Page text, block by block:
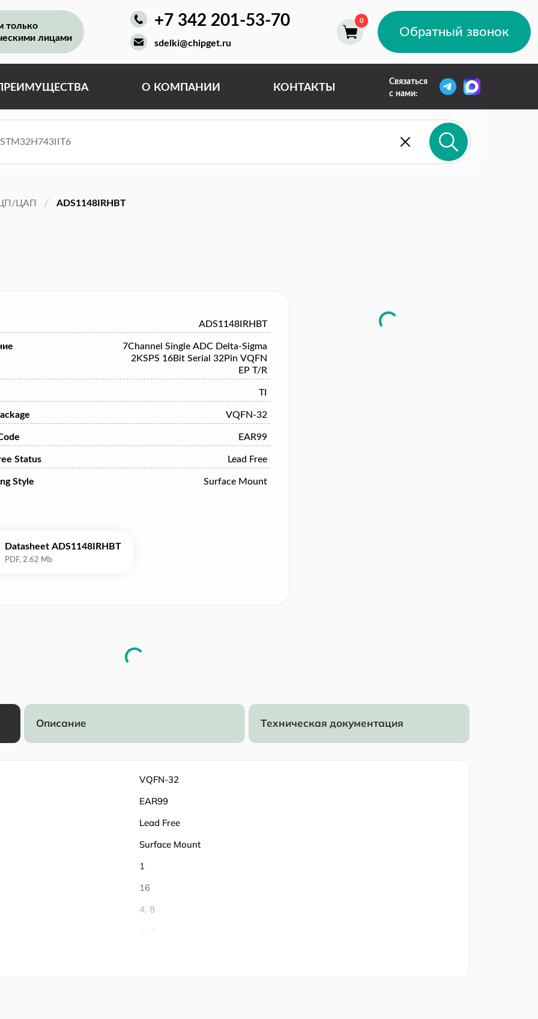
только
лицами
+7 342 201-53-70
sdelki@chipget.ru
Обратный звонок
О КОМПАНИИ КОНТАКТЫ
Связаться
с нами:
ЦАП ADS1148IRHBT
ADS1148IRHBT
7Channel Single ADC Delta-Sigma
2KSPS 16Bit Serial 32Pin VQFN
EP T/R
TI
VQFN-32
EAR99
Status Lead Free
Style Surface Mount
Datasheet ADS1148IRHBT
Описание Техническая документация
VQFN-32
EAR99
Lead Free
Surface Mount
1
16
4, 8